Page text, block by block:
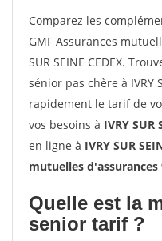
Comparez les
GMF Assurances
SUR SEINE CEDEX.
sénior pas chère à IVRY
rapidement le tarif de
vos besoins à IVRY SUR
en ligne à IVRY SUR
mutuelles d'assurances
Quelle est la
senior tarif ?